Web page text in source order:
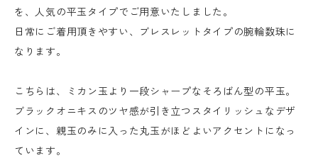
を、人気の平玉タイプでご用意いたしました。
日常にご着用頂きやすい、ブレスレットタイプの腕輪数珠に
なります。
こちらは、ミカン玉より一段シャープなそろばん型の平玉。
ブラックオニキスのツヤ感が引き立つスタイリッシュなデザ
インに、親玉のみに入った丸玉がほどよいアクセントになっ
ています。